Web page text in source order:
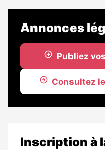
Annonces
Publiez
Consultez
Inscription à